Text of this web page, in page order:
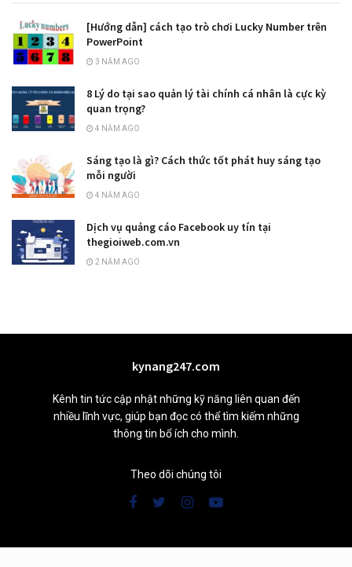
[Hướng dẫn] cách tạo trò chơi Lucky Number trên
PowerPoint
3 NĂM AGO
8 Lý do tại sao quản lý tài chính cá nhân là cực kỳ
quan trọng?
4 NĂM AGO
Sáng tạo là gì? Cách thức tốt phát huy sáng tạo
mỗi người
4 NĂM AGO
Dịch vụ quảng cáo Facebook uy tín tại
thegioiweb.com.vn
2 NĂM AGO
kynang247.com
Kênh tin tức cập nhật những kỹ năng liên quan đến
nhiều lĩnh vực, giúp bạn đọc có thể tìm kiếm những
thông tin bổ ích cho mình.
Theo dõi chúng tôi